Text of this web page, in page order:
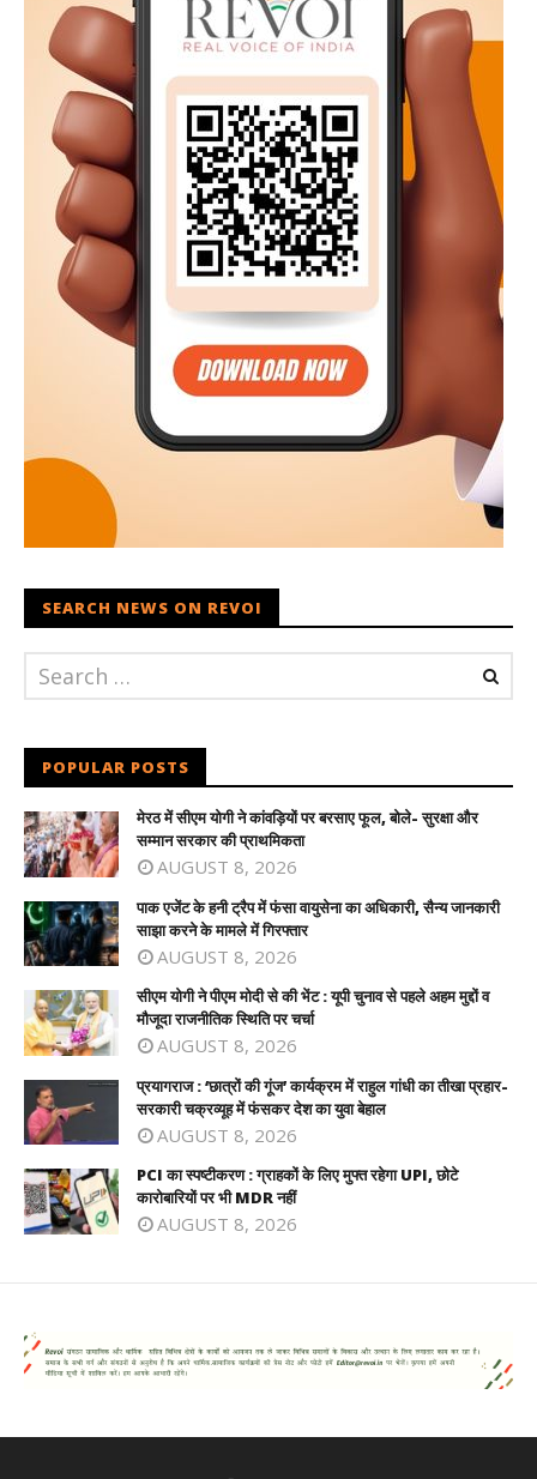
SEARCH NEWS ON REVOI
POPULAR POSTS
मेरठ में सीएम योगी ने कांवड़ियों पर बरसाए फूल, बोले- सुरक्षा और
सम्मान सरकार की प्राथमिकता
AUGUST 8, 2026
पाक एजेंट के हनी ट्रैप में फंसा वायुसेना का अधिकारी, सैन्य जानकारी
साझा करने के मामले में गिरफ्तार
AUGUST 8, 2026
सीएम योगी ने पीएम मोदी से की भेंट : यूपी चुनाव से पहले अहम मुद्दों व
मौजूदा राजनीतिक स्थिति पर चर्चा
AUGUST 8, 2026
प्रयागराज : ‘छात्रों की गूंज’ कार्यक्रम में राहुल गांधी का तीखा प्रहार-
सरकारी चक्रव्यूह में फंसकर देश का युवा बेहाल
AUGUST 8, 2026
PCI का स्पष्टीकरण : ग्राहकों के लिए मुफ्त रहेगा UPI, छोटे
कारोबारियों पर भी MDR नहीं
AUGUST 8, 2026